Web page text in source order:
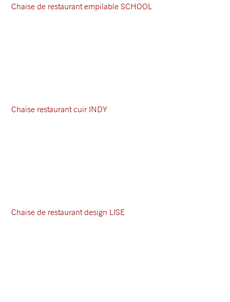
Chaise de restaurant empilable SCHOOL
Chaise restaurant cuir INDY
Chaise de restaurant design LISE